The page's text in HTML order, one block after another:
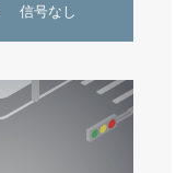
信号なし